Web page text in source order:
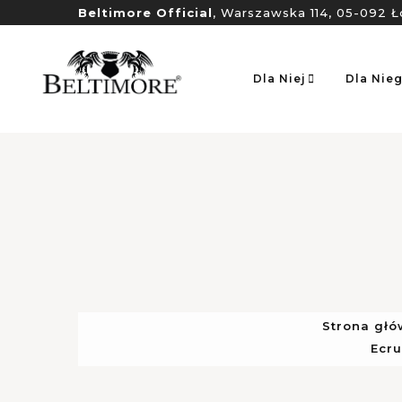
Beltimore Official, Warszawska 114, 05-092
Dla Niej Dla
Strona